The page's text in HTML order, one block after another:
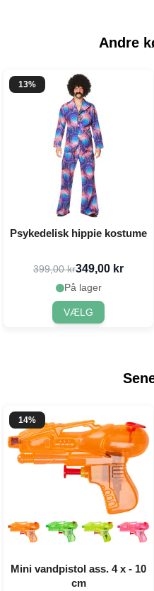
Andre
13%
Psykedelisk hippie kostume
399,00 kr349,00 kr
På lager
VÆLG
14%
Mini vandpistol ass. 4 x - 10
cm